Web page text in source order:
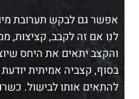
אפשר גם לבקש תערובת
לנו אם זה לקבב, קציצות,
והקצב יתאים את היחס
בסוף, קצביה אמיתית
להתאים אותו לבישול.